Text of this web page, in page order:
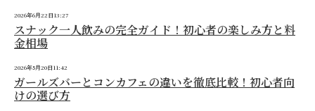
2026年6月22日13:27
スナック一人飲みの完全ガイド！初心者の楽しみ方と料
金相場
2026年5月20日11:42
ガールズバーとコンカフェの違いを徹底比較！初心者向
けの選び方